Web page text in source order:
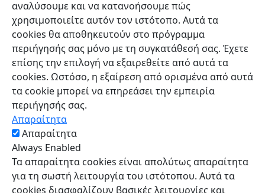
αναλύσουμε και να κατανοήσουμε πώς
χρησιμοποιείτε αυτόν τον ιστότοπο. Αυτά τα
cookies θα αποθηκευτούν στο πρόγραμμα
περιήγησής σας μόνο με τη συγκατάθεσή σας. Έχετε
επίσης την επιλογή να εξαιρεθείτε από αυτά τα
cookies. Ωστόσο, η εξαίρεση από ορισμένα από αυτά
τα cookie μπορεί να επηρεάσει την εμπειρία
περιήγησής σας.
Απαραίτητα
Απαραίτητα
Always Enabled
Τα απαραίτητα cookies είναι απολύτως απαραίτητα
για τη σωστή λειτουργία του ιστότοπου. Αυτά τα
cookies διασφαλίζουν βασικές λειτουργίες και